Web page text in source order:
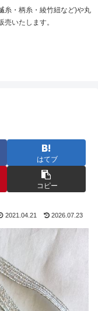
糸・柄糸・綾竹紐など)や丸
いたします。
はてブ
コピー
2021.04.21 2026.07.23